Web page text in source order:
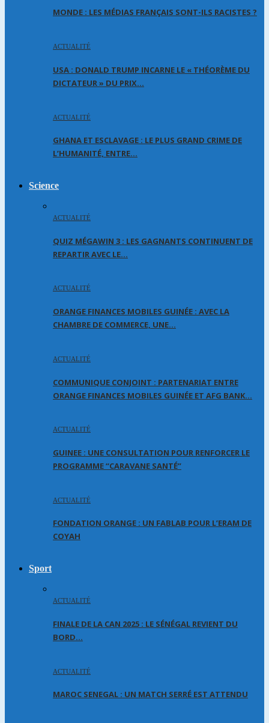
MONDE : LES MÉDIAS FRANÇAIS SONT-ILS RACISTES ?
ACTUALITÉ
USA : DONALD TRUMP INCARNE LE « THÉORÈME DU
DICTATEUR » DU PRIX…
ACTUALITÉ
GHANA ET ESCLAVAGE : LE PLUS GRAND CRIME DE
L’HUMANITÉ, ENTRE…
Science
ACTUALITÉ
QUIZ MÉGAWIN 3 : LES GAGNANTS CONTINUENT DE
REPARTIR AVEC LE…
ACTUALITÉ
ORANGE FINANCES MOBILES GUINÉE : AVEC LA
CHAMBRE DE COMMERCE, UNE…
ACTUALITÉ
COMMUNIQUE CONJOINT : PARTENARIAT ENTRE
ORANGE FINANCES MOBILES GUINÉE ET AFG BANK…
ACTUALITÉ
GUINEE : UNE CONSULTATION POUR RENFORCER LE
PROGRAMME “CARAVANE SANTÉ”
ACTUALITÉ
FONDATION ORANGE : UN FABLAB POUR L’ERAM DE
COYAH
Sport
ACTUALITÉ
FINALE DE LA CAN 2025 : LE SÉNÉGAL REVIENT DU
BORD…
ACTUALITÉ
MAROC SENEGAL : UN MATCH SERRÉ EST ATTENDU